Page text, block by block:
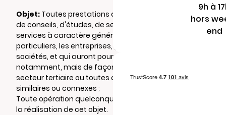
Objet: Toutes prestations administratives,
de conseils, d'études, de secrétariat et tous
services à caractère général pour les
particuliers, les entreprises, groupements ou
sociétés, et qui auront pour objet
notamment, mais de façon non exclusive, le
secteur tertiaire ou toutes activités
similaires ou connexes ;
Toute opération quelconque contribuant à
la réalisation de cet objet.
9h à
hors
end